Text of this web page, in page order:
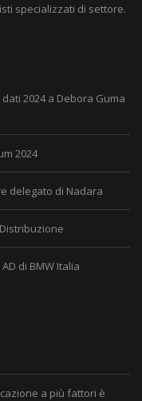
specializzati di settore.
2024 a Debora Guma
2024
delegato di Nadara
di BMW Italia
a più fattori è